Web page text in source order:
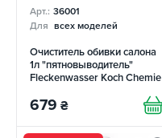
Арт.: 36001
Для всех моделей
Очиститель обивки салона
1л "пятновыводитель"
Fleckenwasser Koch Chemie
679 ₴